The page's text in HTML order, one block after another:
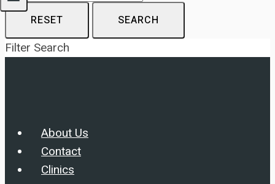
RESET SEARCH
Filter Search
About Us
Contact
Clinics